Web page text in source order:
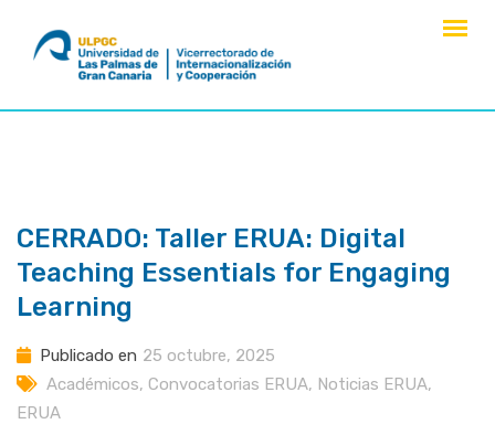
CERRADO: Taller ERUA: Digital
Teaching Essentials for Engaging
Learning
Publicado en 25 octubre, 2025
Académicos, Convocatorias ERUA, Noticias ERUA,
ERUA